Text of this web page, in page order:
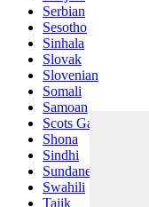
Serbian
Sesotho
Sinhala
Slovak
Slovenian
Somali
Samoan
Scots Gaelic
Shona
Sindhi
Sundanese
Swahili
Tajik